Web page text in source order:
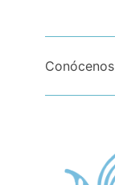
Conócenos